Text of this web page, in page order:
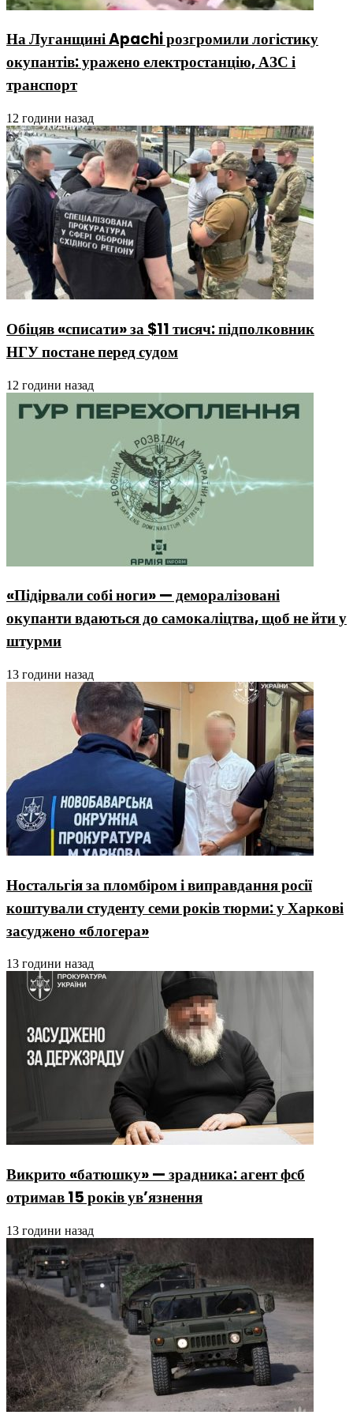
На Луганщині Apachi розгромили логістику
окупантів: уражено електростанцію, АЗС і
транспорт
12 години назад
Обіцяв «списати» за $11 тисяч: підполковник
НГУ постане перед судом
12 години назад
«Підірвали собі ноги» — деморалізовані
окупанти вдаються до самокаліцтва, щоб не йти у
штурми
13 години назад
Ностальгія за пломбіром і виправдання росії
коштували студенту семи років тюрми: у Харкові
засуджено «блогера»
13 години назад
Викрито «батюшку» — зрадника: агент фсб
отримав 15 років ув’язнення
13 години назад